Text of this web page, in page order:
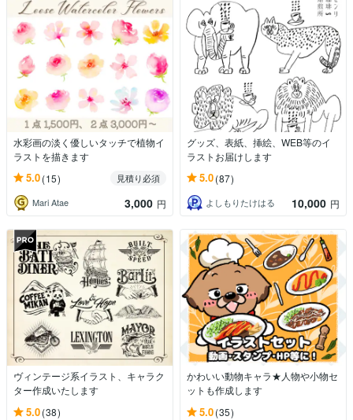
水彩画の淡く優しいタッチで植物イ
ラストを描きます
5.0(15)
見積り必須
Mari Atae
3,000 円
グッズ、表紙、挿絵、WEB等のイ
ラストお届けします
5.0(87)
よしもりたけはる 10,000 円
ヴィンテージ系イラスト、キャラク
ター作成いたします
5.0(38)
かわいい動物キャラ★人物や小物セ
ットも作成します
5.0(35)